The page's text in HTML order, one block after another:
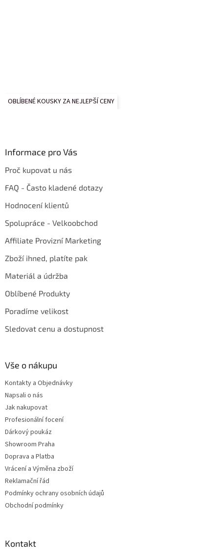
OBLÍBENÉ KOUSKY ZA NEJLEPŠÍ CENY
Informace pro Vás
Proč kupovat u nás
FAQ - Často kladené dotazy
Hodnocení klientů
Spolupráce - Velkoobchod
Affiliate Provizní Marketing
Zboží ihned, platíte pak
Materiál a údržba
Oblíbené Produkty
Poradíme velikost
Sledovat cenu a dostupnost
Vše o nákupu
Kontakty a Objednávky
Napsali o nás
Jak nakupovat
Profesionální focení
Dárkový poukáz
Showroom Praha
Doprava a Platba
Vrácení a Výměna zboží
Reklamační řád
Podmínky ochrany osobních údajů
Obchodní podmínky
Kontakt